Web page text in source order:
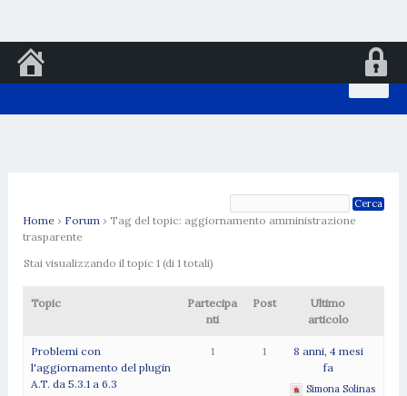
al
Home › Forum › Tag del topic: aggiornamento amministrazione
trasparente
Stai visualizzando il topic 1 (di 1 totali)
Topic
Partecipa
nti
Post
Ultimo
articolo
Problemi con
l'aggiornamento del plugin
A.T. da 5.3.1 a 6.3
1 1
8 anni, 4 mesi
fa
Simona Solinas